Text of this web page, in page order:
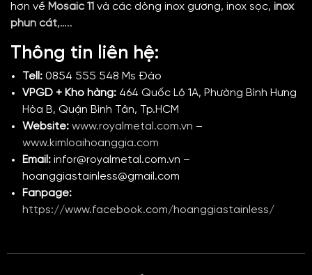
hơn về Mosaic 11 và các dòng inox gương, inox sọc, inox
phun cát,…..
Thông tin liên hệ:
Tell: 0854 555 548 Ms Đào
VPGD + Kho hàng: 464 Quốc Lộ 1A, Phường Bình Hưng
Hòa B, Quận Bình Tân, Tp.HCM
Website: www.royalmetal.com.vn –
www.kimloaihoanggia.com
Email: infor@royalmetal.com.vn –
hoanggiastainless@gmail.com
Fanpage:
https://www.facebook.com/hoanggiastainless/